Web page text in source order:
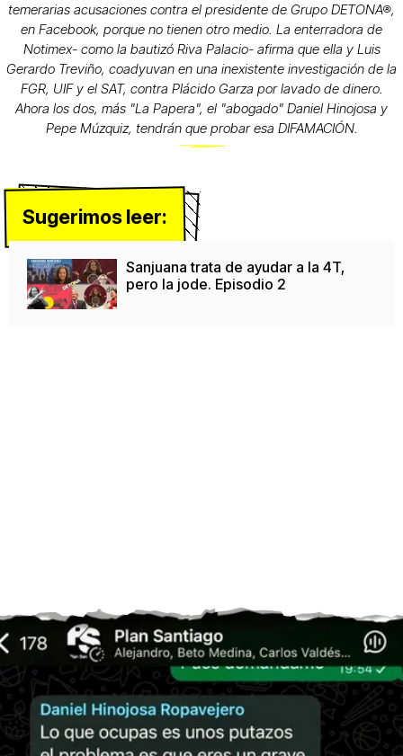
temerarias acusaciones contra el presidente de Grupo DETONA®,
en Facebook, porque no tienen otro medio. La enterradora de
Notimex- como la bautizó Riva Palacio- afirma que ella y Luis
Gerardo Treviño, coadyuvan en una inexistente investigación de la
FGR, UIF y el SAT, contra Plácido Garza por lavado de dinero.
Ahora los dos, más "La Papera", el "abogado" Daniel Hinojosa y
Pepe Múzquiz, tendrán que probar esa DIFAMACIÓN.
Sugerimos leer:
Sanjuana trata de ayudar a la 4T,
pero la jode. Episodio 2